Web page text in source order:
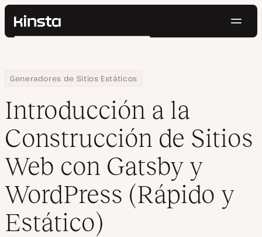
Kinsta®
Precios
Contacto
Buscar
Home
Centro de Recursos
Blog
Generadores de Sitios Estáticos
Introducción a la Construcción de Sitios Web con Gatsby y
Introducción a la
Construcción de Sitios
Web con Gatsby y
WordPress (Rápido y
Estático)